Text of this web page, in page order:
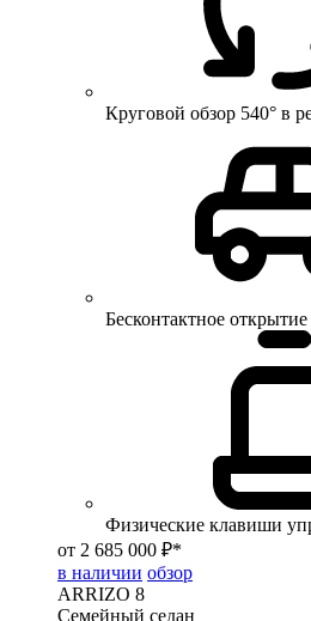
Круговой обзор 540° в
Бесконтактное
Физические клавиши
от 2 685 000 ₽*
в наличии обзор
ARRIZO 8
Семейный седан